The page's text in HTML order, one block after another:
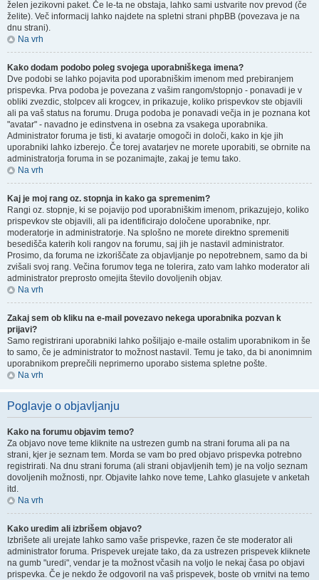
želen jezikovni paket. Če le-ta ne obstaja, lahko sami ustvarite nov prevod (če
želite). Več informacij lahko najdete na spletni strani phpBB (povezava je na
dnu strani).
Na vrh
Kako dodam podobo poleg svojega uporabniškega imena?
Dve podobi se lahko pojavita pod uporabniškim imenom med prebiranjem
prispevka. Prva podoba je povezana z vašim rangom/stopnjo - ponavadi je v
obliki zvezdic, stolpcev ali krogcev, in prikazuje, koliko prispevkov ste objavili
ali pa vaš status na forumu. Druga podoba je ponavadi večja in je poznana kot
"avatar" - navadno je edinstvena in osebna za vsakega uporabnika.
Administrator foruma je tisti, ki avatarje omogoči in določi, kako in kje jih
uporabniki lahko izberejo. Če torej avatarjev ne morete uporabiti, se obrnite na
administratorja foruma in se pozanimajte, zakaj je temu tako.
Na vrh
Kaj je moj rang oz. stopnja in kako ga spremenim?
Rangi oz. stopnje, ki se pojavijo pod uporabniškim imenom, prikazujejo, koliko
prispevkov ste objavili, ali pa identificirajo določene uporabnike, npr.
moderatorje in administratorje. Na splošno ne morete direktno spremeniti
besedišča katerih koli rangov na forumu, saj jih je nastavil administrator.
Prosimo, da foruma ne izkoriščate za objavljanje po nepotrebnem, samo da bi
zvišali svoj rang. Večina forumov tega ne tolerira, zato vam lahko moderator ali
administrator preprosto omejita število dovoljenih objav.
Na vrh
Zakaj sem ob kliku na e-mail povezavo nekega uporabnika pozvan k
prijavi?
Samo registrirani uporabniki lahko pošiljajo e-maile ostalim uporabnikom in še
to samo, če je administrator to možnost nastavil. Temu je tako, da bi anonimnim
uporabnikom preprečili neprimerno uporabo sistema spletne pošte.
Na vrh
Poglavje o objavljanju
Kako na forumu objavim temo?
Za objavo nove teme kliknite na ustrezen gumb na strani foruma ali pa na
strani, kjer je seznam tem. Morda se vam bo pred objavo prispevka potrebno
registrirati. Na dnu strani foruma (ali strani objavljenih tem) je na voljo seznam
dovoljenih možnosti, npr. Objavite lahko nove teme, Lahko glasujete v anketah
itd.
Na vrh
Kako uredim ali izbrišem objavo?
Izbrišete ali urejate lahko samo vaše prispevke, razen če ste moderator ali
administrator foruma. Prispevek urejate tako, da za ustrezen prispevek kliknete
na gumb "uredi", vendar je ta možnost včasih na voljo le nekaj časa po objavi
prispevka. Če je nekdo že odgovoril na vaš prispevek, boste ob vrnitvi na temo